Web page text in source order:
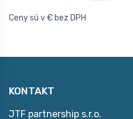
Ceny sú v € bez DPH
KONTAKT
JTF partnership s.r.o.